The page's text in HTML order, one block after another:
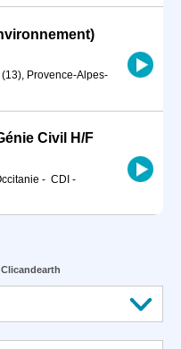
Provence-Alpes-
Civil H/F
- CDI -